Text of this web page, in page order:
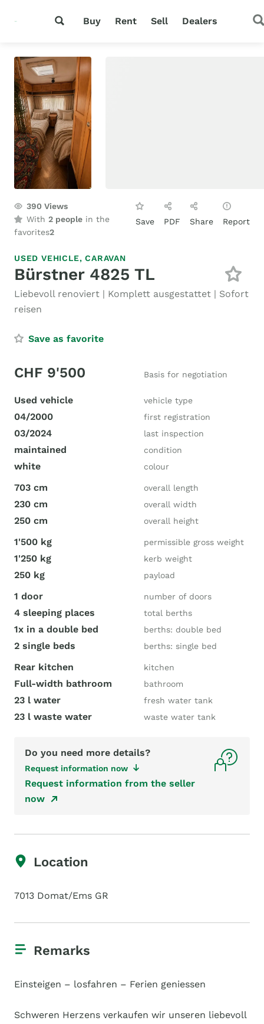
Buy Rent Sell Dealers
390 Views
With 2 people in the
favorites2
Save PDF Share Report
USED VEHICLE,CARAVAN
Bürstner 4825 TL
Liebevoll renoviert | Komplett ausgestattet | Sofort
reisen
Save as favorite
CHF 9'500 Basis for negotiation
Used vehicle vehicle type
04/2000 first registration
03/2024 last inspection
maintained condition
white colour
703 cm overall length
230 cm overall width
250 cm overall height
1'500 kg permissible gross weight
1'250 kg kerb weight
250 kg payload
1 door number of doors
4 sleeping places total berths
1x in a double bed berths: double bed
2 single beds berths: single bed
Rear kitchen kitchen
Full-width bathroom bathroom
23 l water fresh water tank
23 l waste water waste water tank
Do you need more details?
Request information now
Request information from the seller
now
Location
7013 Domat/Ems GR
Remarks
Einsteigen – losfahren – Ferien geniessen
Schweren Herzens verkaufen wir unseren liebevoll